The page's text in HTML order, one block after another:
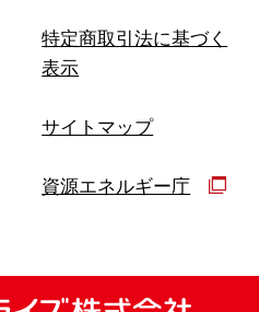
特定商取引法に基づく
表示
サイトマップ
資源エネルギー庁